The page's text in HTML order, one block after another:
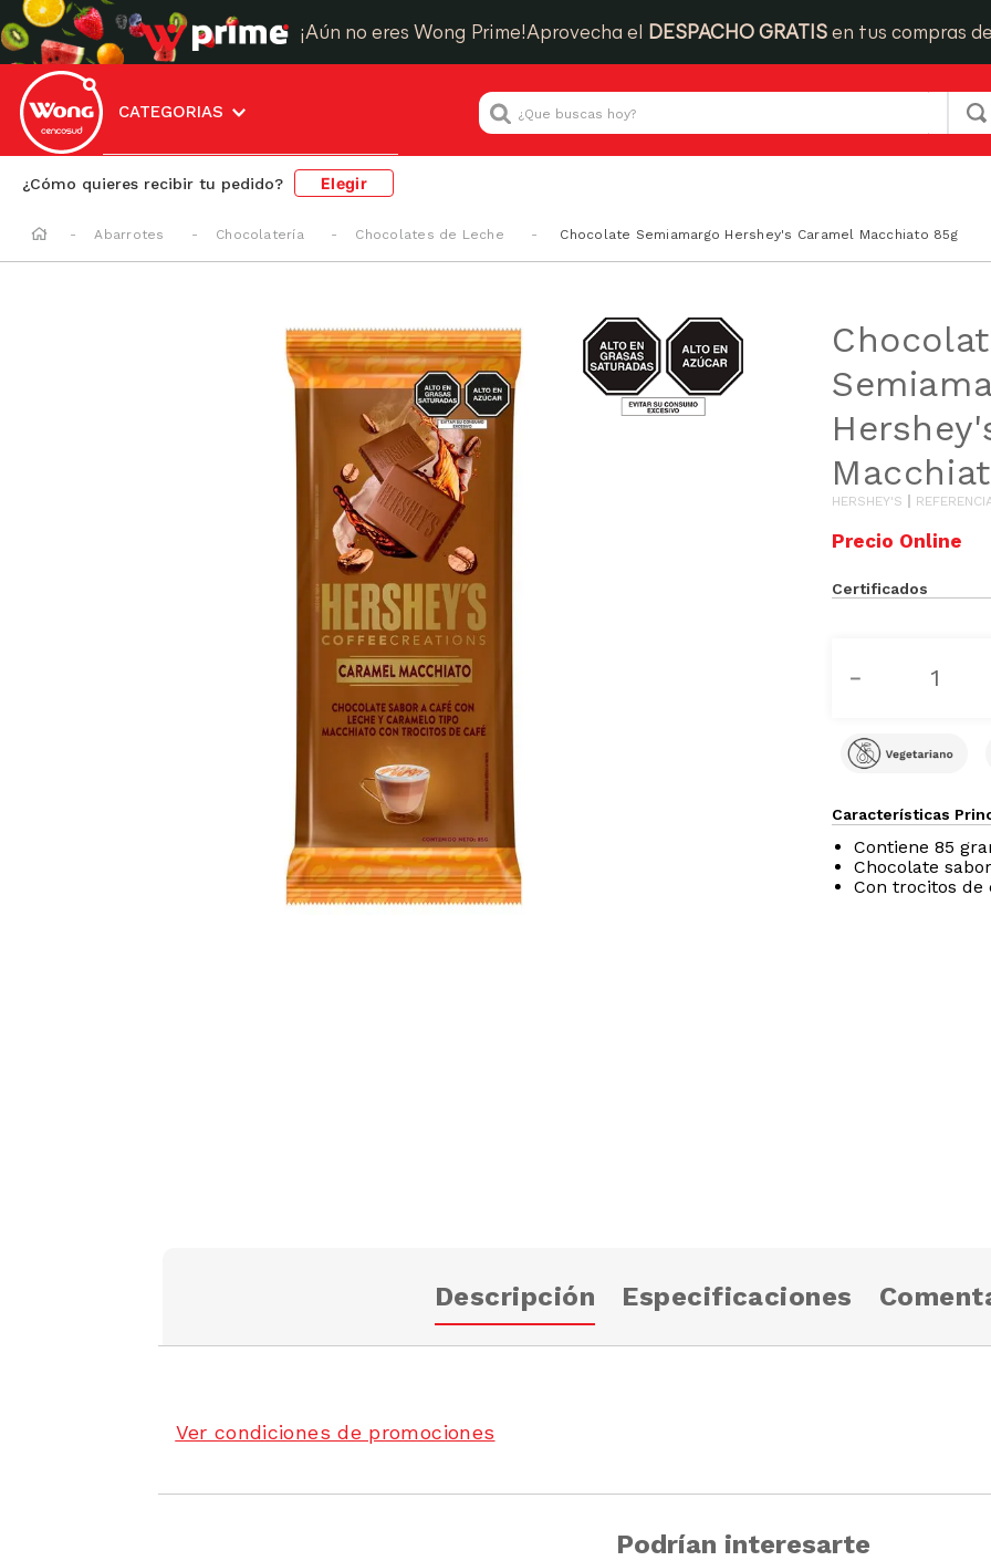
¡Aún no eres Wong Prime!Aprovecha el DESPACHO GRATIS en tus compras
CATEGORIAS
¿Que buscas hoy?
¿Cómo quieres recibir tu pedido? Elegir
Abarrotes Chocolatería Chocolates de Leche Chocolate Semiamargo Hershey's Caramel Macchiato 85g
AZUCAR/GRASAS-
SAT
HERSHEY'S
Certificados
－
Características
Contiene 85
Chocolate
Con trocitos de
Descripción Especificaciones
Ver condiciones de promociones
Podrían interesarte